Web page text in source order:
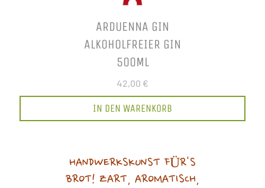
ARDUENNA GIN
ALKOHOLFREIER GIN
500ML
42,00 €
IN DEN WARENKORB
HANDWERKSKUNST FÜR'S
BROT! ZART, AROMATISCH,